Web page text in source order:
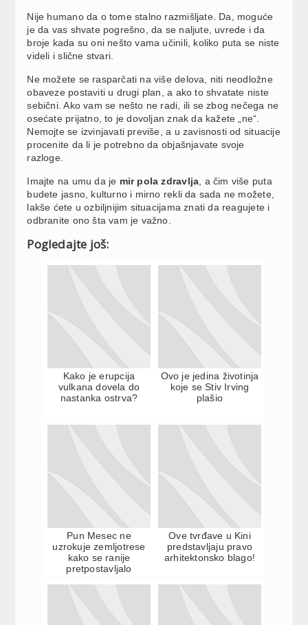
Nije humano da o tome stalno razmišljate. Da, moguće
je da vas shvate pogrešno, da se naljute, uvrede i da
broje kada su oni nešto vama učinili, koliko puta se niste
videli i slične stvari.
Ne možete se rasparčati na više delova, niti neodložne
obaveze postaviti u drugi plan, a ako to shvatate niste
sebični. Ako vam se nešto ne radi, ili se zbog nečega ne
osećate prijatno, to je dovoljan znak da kažete „ne“.
Nemojte se izvinjavati previše, a u zavisnosti od situacije
procenite da li je potrebno da objašnjavate svoje
razloge.
Imajte na umu da je mir pola zdravlja , a čim više puta
budete jasno, kulturno i mirno rekli da sada ne možete,
lakše ćete u ozbiljnijim situacijama znati da reagujete i
odbranite ono šta vam je važno.
Pogledajte još:
Kako je erupcija
vulkana dovela do
nastanka ostrva?
Ovo je jedina životinja
koje se Stiv Irving
plašio
Pun Mesec ne
uzrokuje zemljotrese
kako se ranije
pretpostavljalo
Ove tvrđave u Kini
predstavljaju pravo
arhitektonsko blago!